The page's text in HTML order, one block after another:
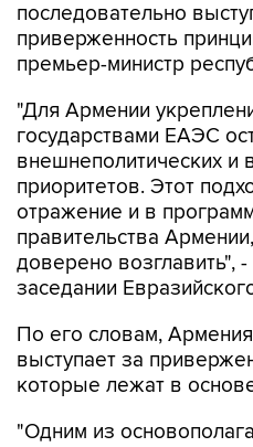
последовательно
приверженность
премьер-министр
"Для Армении
государствами ЕАЭС
внешнеполитических и
приоритетов. Этот
отражение и в
правительства
доверено возглавить",
заседании
По его словам,
выступает за
которые лежат в
"Одним из